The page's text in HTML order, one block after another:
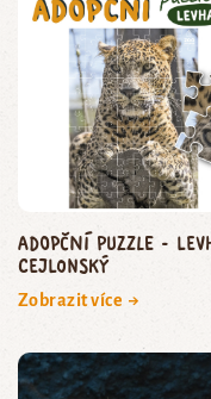
Adopční puzzle -
cejlonský
Zobrazit více →